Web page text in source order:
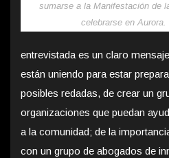
sumarse a la Manifestación de
celebrarse en Aurora.
entrevistada es un claro
están uniendo para estar
posibles redadas, de crear un
organizaciones que puedan
a la comunidad; de la
con un grupo de abogados de